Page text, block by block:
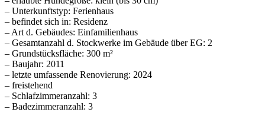
– Unterkunftstyp: Ferienhaus
– befindet sich in: Residenz
– Art d. Gebäudes: Einfamilienhaus
– Gesamtanzahl d. Stockwerke im Gebäude über EG: 2
– Grundstücksfläche: 300 m²
– Baujahr: 2011
– letzte umfassende Renovierung: 2024
– freistehend
– Schlafzimmeranzahl: 3
– Badezimmeranzahl: 3